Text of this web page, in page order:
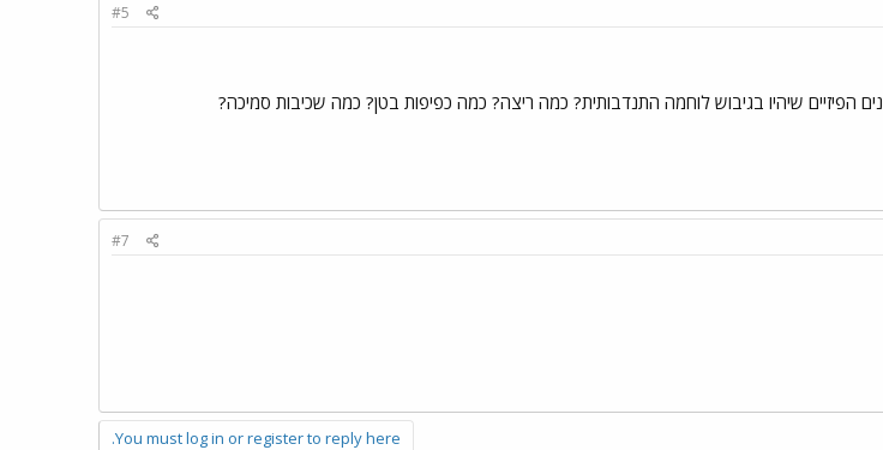
#5
הפיזיים שיהיו בגיבוש לוחמה התנדבותית? כמה ריצה? כמה כפיפות בטן? כמה שכיבות סמיכה?
#7
You must log in or register to reply here.